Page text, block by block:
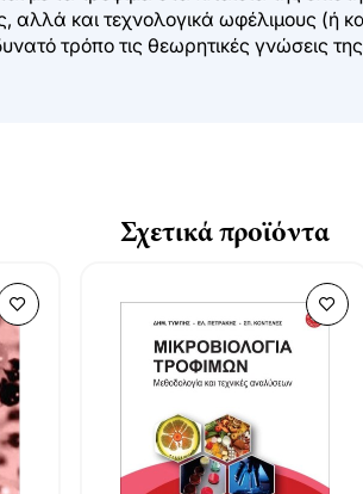
και τεχνολογικά ωφέλιμους (ή
τρόπο τις θεωρητικές γνώσεις
Σχετικά προϊόντα